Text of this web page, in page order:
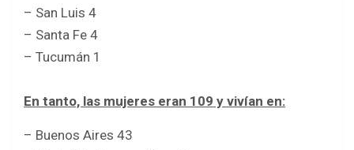
– San Luis 4
– Santa Fe 4
– Tucumán 1
En tanto, las mujeres eran 109 y vivían en:
– Buenos Aires 43